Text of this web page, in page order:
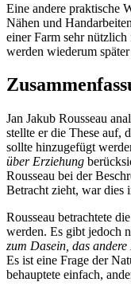
Eine andere praktische
Nähen und
einer Farm sehr
werden wiederum
Jan Jakub Rousseau
stellte er die These auf,
sollte hinzugefügt
über Erziehung
Rousseau bei der
Betracht zieht, war dies
Rousseau betrachtete
werden. Es gibt jedoch
zum Dasein, das
Es ist eine Frage der
behauptete einfach,